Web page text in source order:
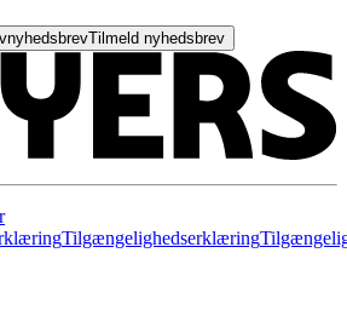
nyhedsbrevTilmeld nyhedsbrev
Tilgængelighedserklæring